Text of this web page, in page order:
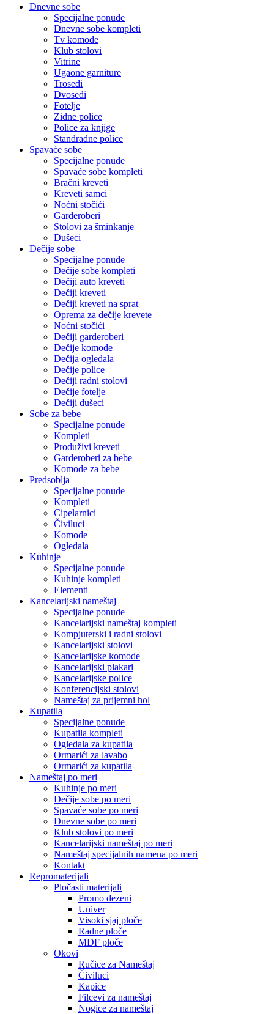
Dnevne sobe
Specijalne ponude
Dnevne sobe kompleti
Tv komode
Klub stolovi
Vitrine
Ugaone garniture
Trosedi
Dvosedi
Fotelje
Zidne police
Police za knjige
Standradne police
Spavaće sobe
Specijalne ponude
Spavaće sobe kompleti
Bračni kreveti
Kreveti samci
Noćni stočići
Garderoberi
Stolovi za šminkanje
Dušeci
Dečije sobe
Specijalne ponude
Dečije sobe kompleti
Dečiji auto kreveti
Dečiji kreveti
Dečiji kreveti na sprat
Oprema za dečije krevete
Noćni stočići
Dečiji garderoberi
Dečije komode
Dečija ogledala
Dečije police
Dečiji radni stolovi
Dečije fotelje
Dečiji dušeci
Sobe za bebe
Specijalne ponude
Kompleti
Produživi kreveti
Garderoberi za bebe
Komode za bebe
Predsoblja
Specijalne ponude
Kompleti
Cipelarnici
Čiviluci
Komode
Ogledala
Kuhinje
Specijalne ponude
Kuhinje kompleti
Elementi
Kancelarijski nameštaj
Specijalne ponude
Kancelarijski nameštaj kompleti
Kompjuterski i radni stolovi
Kancelarijski stolovi
Kancelarijske komode
Kancelarijski plakari
Kancelarijske police
Konferencijski stolovi
Nameštaj za prijemni hol
Kupatila
Specijalne ponude
Kupatila kompleti
Ogledala za kupatila
Ormarići za lavabo
Ormarići za kupatila
Nameštaj po meri
Kuhinje po meri
Dečije sobe po meri
Spavaće sobe po meri
Dnevne sobe po meri
Klub stolovi po meri
Kancelarijski nameštaj po meri
Nameštaj specijalnih namena po meri
Kontakt
Repromaterijali
Pločasti materijali
Promo dezeni
Univer
Visoki sjaj ploče
Radne ploče
MDF ploče
Okovi
Ručice za Nameštaj
Čiviluci
Kapice
Filcevi za nameštaj
Nogice za nameštaj